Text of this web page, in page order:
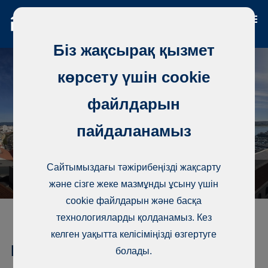
Кондоминиум, Rua D Carlos e
Біз жақсырақ қызмет
көрсету үшін cookie
файлдарын
пайдаланамыз
Сайтымыздағы тәжірибеңізді жақсарту
және сізге жеке мазмұнды ұсыну үшін
cookie файлдарын және басқа
технологияларды қолданамыз. Кез
келген уақытта келісіміңізді өзгертуге
болады.